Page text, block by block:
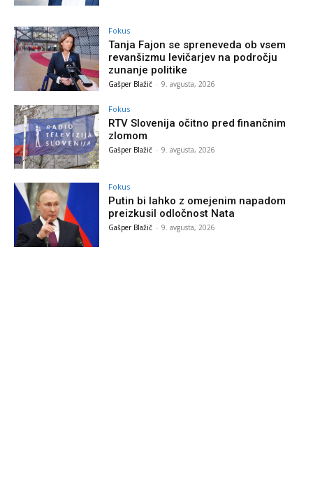
Fokus
Tanja Fajon se spreneveda ob vsem
revanšizmu levičarjev na področju
zunanje politike
Gašper Blažič - 9. avgusta, 2026
Fokus
RTV Slovenija očitno pred finančnim
zlomom
Gašper Blažič - 9. avgusta, 2026
Fokus
Putin bi lahko z omejenim napadom
preizkusil odločnost Nata
Gašper Blažič - 9. avgusta, 2026